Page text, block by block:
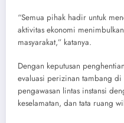
“Semua pihak hadir untuk
aktivitas ekonomi
masyarakat,” katanya.
Dengan keputusan
evaluasi perizinan tambang
pengawasan lintas instansi
keselamatan, dan tata ruang